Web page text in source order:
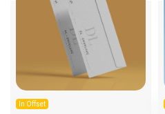
In Offset